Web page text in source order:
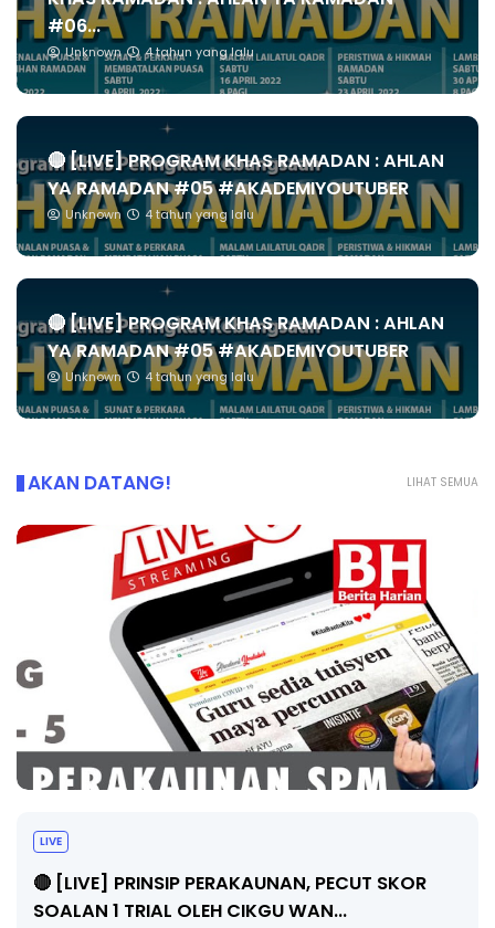
#06...
Unknown 4 tahun yang lalu
🔴 [LIVE] PROGRAM KHAS RAMADAN : AHLAN
YA RAMADAN #05 #AKADEMIYOUTUBER
Unknown 4 tahun yang lalu
🔴 [LIVE] PROGRAM KHAS RAMADAN : AHLAN
YA RAMADAN #05 #AKADEMIYOUTUBER
Unknown 4 tahun yang lalu
LIHAT SEMUA
AKAN DATANG!
TRANSFORMASI DIGITAL GURU SIRI 7 :
PAHLAWAN DIGITAL PENYELAMAT DUNIA
Unknown 5 hari yang lalu